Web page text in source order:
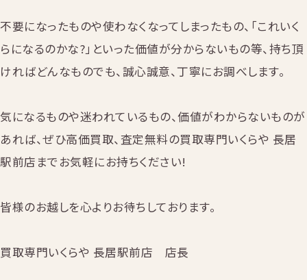
不要になったものや使わなくなってしまったもの、「これいく
らになるのかな?」といった価値が分からないもの等、持ち頂
ければどんなものでも、誠心誠意、丁寧にお調べします。
気になるものや迷われているもの、価値がわからないものが
あれば、ぜひ高価買取、査定無料の買取専門いくらや 長居
駅前店までお気軽にお持ちください!
皆様のお越しを心よりお待ちしております。
買取専門いくらや 長居駅前店 店長